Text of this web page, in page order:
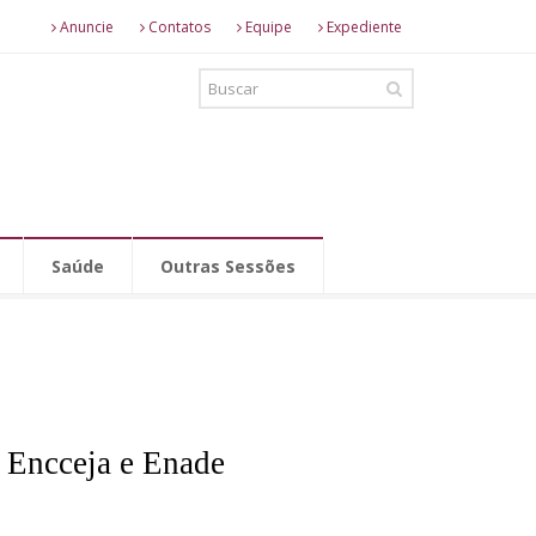
Anuncie Contatos Equipe Expediente
Saúde Outras Sessões
e Enade